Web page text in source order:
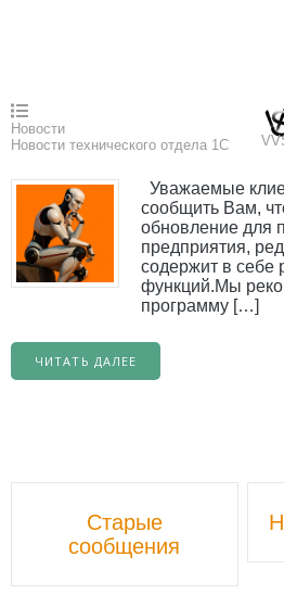
Новости
Новости технического отдела 1С
Уважаемые
сообщить Вам,
обновление для
предприятия,
содержит в себе
функций.Мы
программу […]
ЧИТАТЬ ДАЛЕЕ
Старые
сообщения